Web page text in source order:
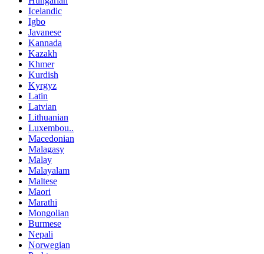
Icelandic
Igbo
Javanese
Kannada
Kazakh
Khmer
Kurdish
Kyrgyz
Latin
Latvian
Lithuanian
Luxembou..
Macedonian
Malagasy
Malay
Malayalam
Maltese
Maori
Marathi
Mongolian
Burmese
Nepali
Norwegian